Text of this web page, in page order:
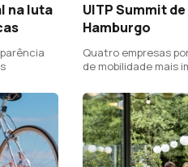
na luta
UITP Summit de
Hamburgo
Quatro empresas
de mobilidade mais